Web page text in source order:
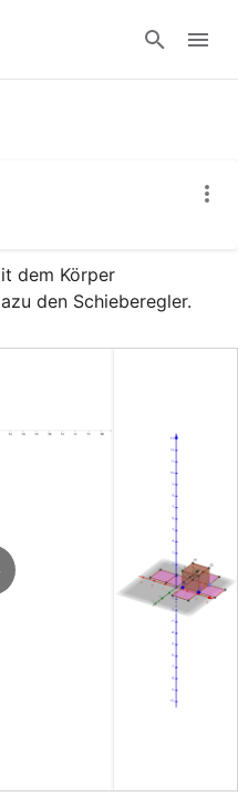
dem Körper
den Schieberegler.